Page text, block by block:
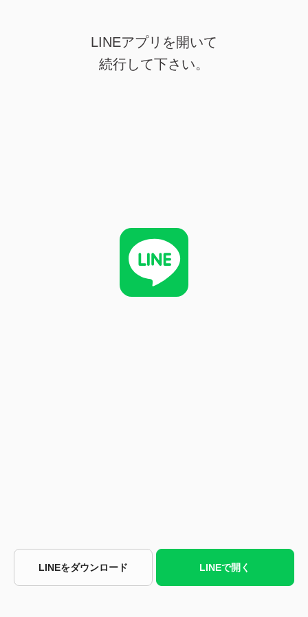
LINEアプリを開いて
続行して下さい。
LINEをダウンロード LINEで開く